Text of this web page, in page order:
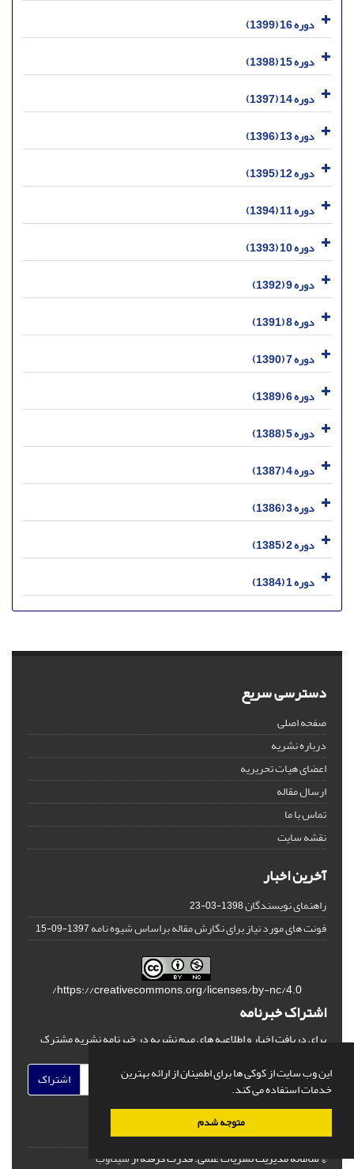
این وب سایت از کوکی ها برای اطمینان از ارائه بهترین
خدمات استفاده می کند.
متوجه شدم
دوره 16 (1399)
دوره 15 (1398)
دوره 14 (1397)
دوره 13 (1396)
دوره 12 (1395)
دوره 11 (1394)
دوره 10 (1393)
دوره 9 (1392)
دوره 8 (1391)
دوره 7 (1390)
دوره 6 (1389)
دوره 5 (1388)
دوره 4 (1387)
دوره 3 (1386)
دوره 2 (1385)
دوره 1 (1384)
دسترسی سریع
صفحه اصلی
درباره نشریه
اعضای هیات تحریریه
ارسال مقاله
تماس با ما
نقشه سایت
آخرین اخبار
راهنمای نویسندگان1398-03-23
فونت های مورد نیاز برای نگارش مقاله براساس شیوه نامه1397-09-15
https://creativecommons.org/licenses/by-nc/4.0/
اشتراک خبرنامه
برای دریافت اخبار و اطلاعیه های مهم نشریه در خبرنامه نشریه مشترک
اشتراک
© سامانه مدیریت نشریات علمی.قدرت گرفته ازسیناوب